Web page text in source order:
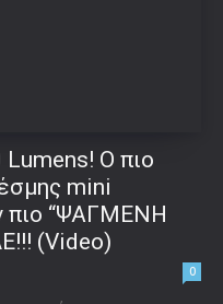
Ο πιο
mini
πιο “ΨΑΓΜΕΝΗ
(Video)
0